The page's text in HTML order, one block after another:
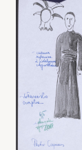
obiektu
Karnawał
pierwsza
żona
Projekt:
kostium
Biskup